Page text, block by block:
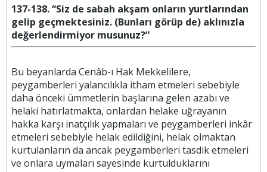
137-138. “Siz de sabah akşam onların yurtlarından
gelip geçmektesiniz. (Bunları görüp de) aklınızla
değerlendirmiyor musunuz?”
Bu beyanlarda Cenâb-ı Hak Mekkelilere,
peygamberleri yalancılıkla itham etmeleri sebebiyle
daha önceki ümmetlerin başlarına gelen azabı ve
helaki hatırlatmakta, onlardan helake uğrayanın
hakka karşı inatçılık yapmaları ve peygamberleri inkâr
etmeleri sebebiyle helak edildiğini, helak olmaktan
kurtulanların da ancak peygamberleri tasdik etmeleri
ve onlara uymaları sayesinde kurtulduklarını